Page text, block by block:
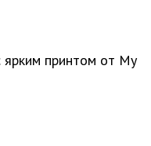
ярким принтом от My